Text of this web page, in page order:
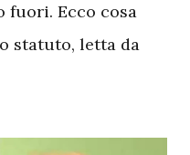
fuori. Ecco cosa
statuto, letta da